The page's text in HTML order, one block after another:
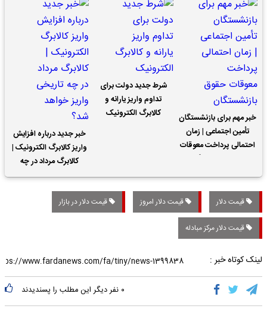
خبر مهم برای بازنشستگان
تأمین اجتماعی | زمان
احتمالی پرداخت معوقات
شرط جدید دولت برای
تداوم واریز یارانه و
کالابرگ الکترونیک
خبر جدید درباره افزایش
واریز کالابرگ الکترونیک |
کالابرگ مرداد در چه
تاریخی واریز خواهد شد؟
قیمت دلار قیمت دلار امروز قیمت دلار در بازار
قیمت دلار مرکز مبادله
لینک کوتاه خبر :
۰ نفر دیگر این مطلب را پسندیدند